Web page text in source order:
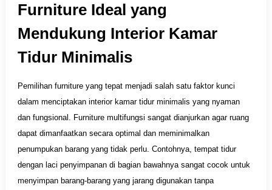
Furniture Ideal yang
Mendukung Interior Kamar
Tidur Minimalis
Pemilihan furniture yang tepat menjadi salah satu faktor kunci
dalam menciptakan interior kamar tidur minimalis yang nyaman
dan fungsional. Furniture multifungsi sangat dianjurkan agar ruang
dapat dimanfaatkan secara optimal dan meminimalkan
penumpukan barang yang tidak perlu. Contohnya, tempat tidur
dengan laci penyimpanan di bagian bawahnya sangat cocok untuk
menyimpan barang-barang yang jarang digunakan tanpa